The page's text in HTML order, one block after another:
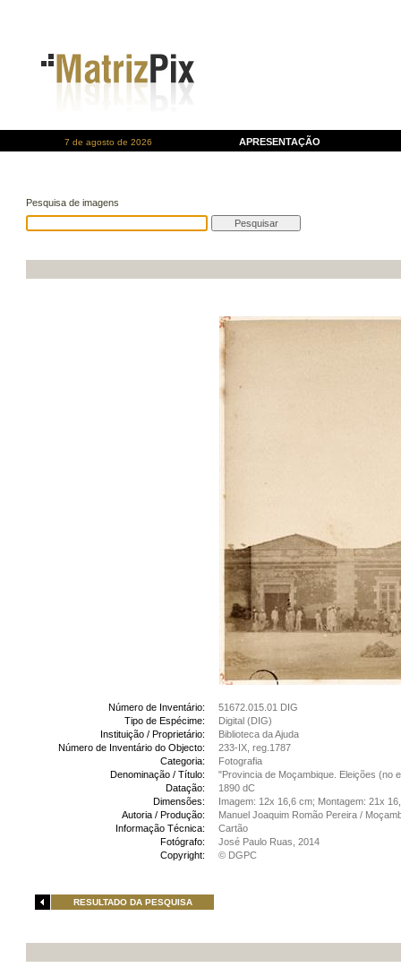
7 de agosto de 2026 APRESENTAÇÃO
Pesquisa de imagens
Número de Inventário:
51672.015.01 DIG
Tipo de Espécime:
Digital (DIG)
Instituição / Proprietário:
Biblioteca da Ajuda
Número de Inventário do Objecto:
233-IX, reg.1787
Categoria:
Fotografia
Denominação / Título:
"Provincia de Moçambique. Eleições (no
Datação:
1890 dC
Dimensões:
Imagem: 12x 16,6 cm; Montagem: 21x
Autoria / Produção:
Manuel Joaquim Romão Pereira /
Informação Técnica:
Cartão
Fotógrafo:
José Paulo Ruas, 2014
Copyright:
© DGPC
RESULTADO DA PESQUISA